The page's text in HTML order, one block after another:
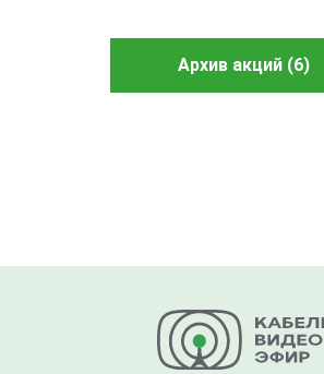
Архив акций (6)